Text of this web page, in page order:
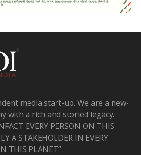
media start-up. We are a new-
with a rich and storied legacy.
EVERY PERSON ON THIS
A STAKEHOLDER IN EVERY
THIS PLANET”